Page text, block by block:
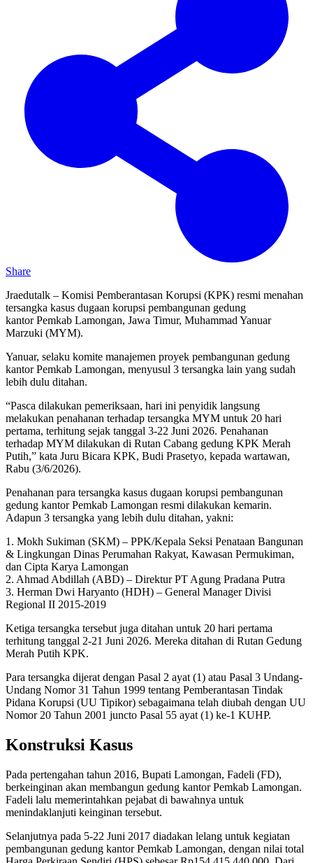
Share
Jraedutalk – Komisi Pemberantasan Korupsi (KPK) resmi menahan
tersangka kasus dugaan korupsi pembangunan gedung
kantor Pemkab Lamongan, Jawa Timur, Muhammad Yanuar
Marzuki (MYM).
Yanuar, selaku komite manajemen proyek pembangunan gedung
kantor Pemkab Lamongan, menyusul 3 tersangka lain yang sudah
lebih dulu ditahan.
“Pasca dilakukan pemeriksaan, hari ini penyidik langsung
melakukan penahanan terhadap tersangka MYM untuk 20 hari
pertama, terhitung sejak tanggal 3-22 Juni 2026. Penahanan
terhadap MYM dilakukan di Rutan Cabang gedung KPK Merah
Putih,” kata Juru Bicara KPK, Budi Prasetyo, kepada wartawan,
Rabu (3/6/2026).
Penahanan para tersangka kasus dugaan korupsi pembangunan
gedung kantor Pemkab Lamongan resmi dilakukan kemarin.
Adapun 3 tersangka yang lebih dulu ditahan, yakni:
1. Mokh Sukiman (SKM) – PPK/Kepala Seksi Penataan Bangunan
& Lingkungan Dinas Perumahan Rakyat, Kawasan Permukiman,
dan Cipta Karya Lamongan
2. Ahmad Abdillah (ABD) – Direktur PT Agung Pradana Putra
3. Herman Dwi Haryanto (HDH) – General Manager Divisi
Regional II 2015-2019
Ketiga tersangka tersebut juga ditahan untuk 20 hari pertama
terhitung tanggal 2-21 Juni 2026. Mereka ditahan di Rutan Gedung
Merah Putih KPK.
Para tersangka dijerat dengan Pasal 2 ayat (1) atau Pasal 3 Undang-
Undang Nomor 31 Tahun 1999 tentang Pemberantasan Tindak
Pidana Korupsi (UU Tipikor) sebagaimana telah diubah dengan UU
Nomor 20 Tahun 2001 juncto Pasal 55 ayat (1) ke-1 KUHP.
Konstruksi Kasus
Pada pertengahan tahun 2016, Bupati Lamongan, Fadeli (FD),
berkeinginan akan membangun gedung kantor Pemkab Lamongan.
Fadeli lalu memerintahkan pejabat di bawahnya untuk
menindaklanjuti keinginan tersebut.
Selanjutnya pada 5-22 Juni 2017 diadakan lelang untuk kegiatan
pembangunan gedung kantor Pemkab Lamongan, dengan nilai total